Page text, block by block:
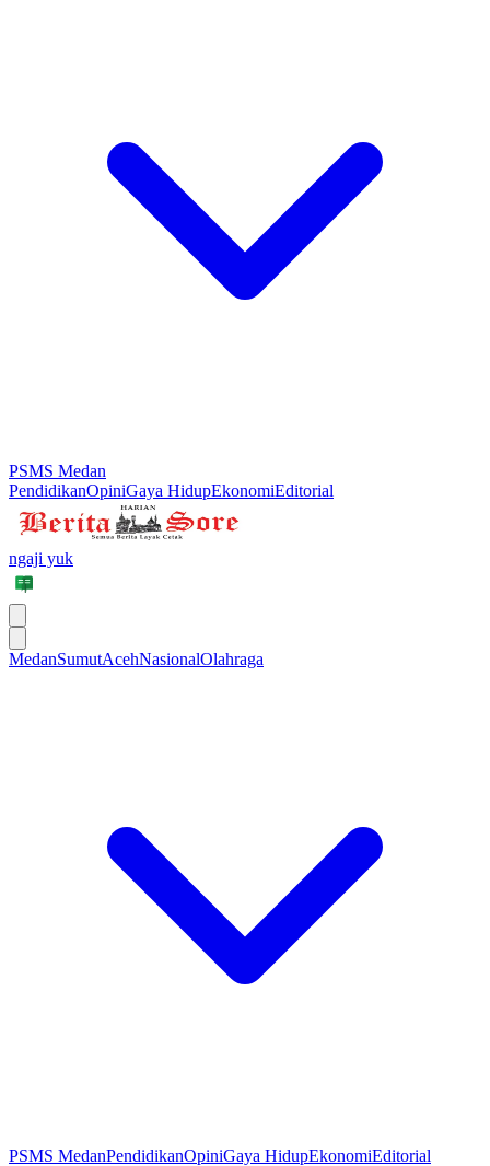
PSMS Medan
PendidikanOpiniGaya HidupEkonomiEditorial
ngaji yuk
MedanSumutAcehNasionalOlahraga
PSMS MedanPendidikanOpiniGaya HidupEkonomiEditorial